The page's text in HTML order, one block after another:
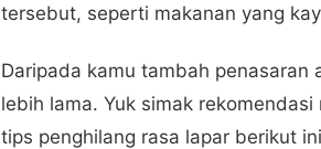
tersebut, seperti makanan yang
Daripada kamu tambah penasaran
lebih lama. Yuk simak
tips penghilang rasa lapar berikut